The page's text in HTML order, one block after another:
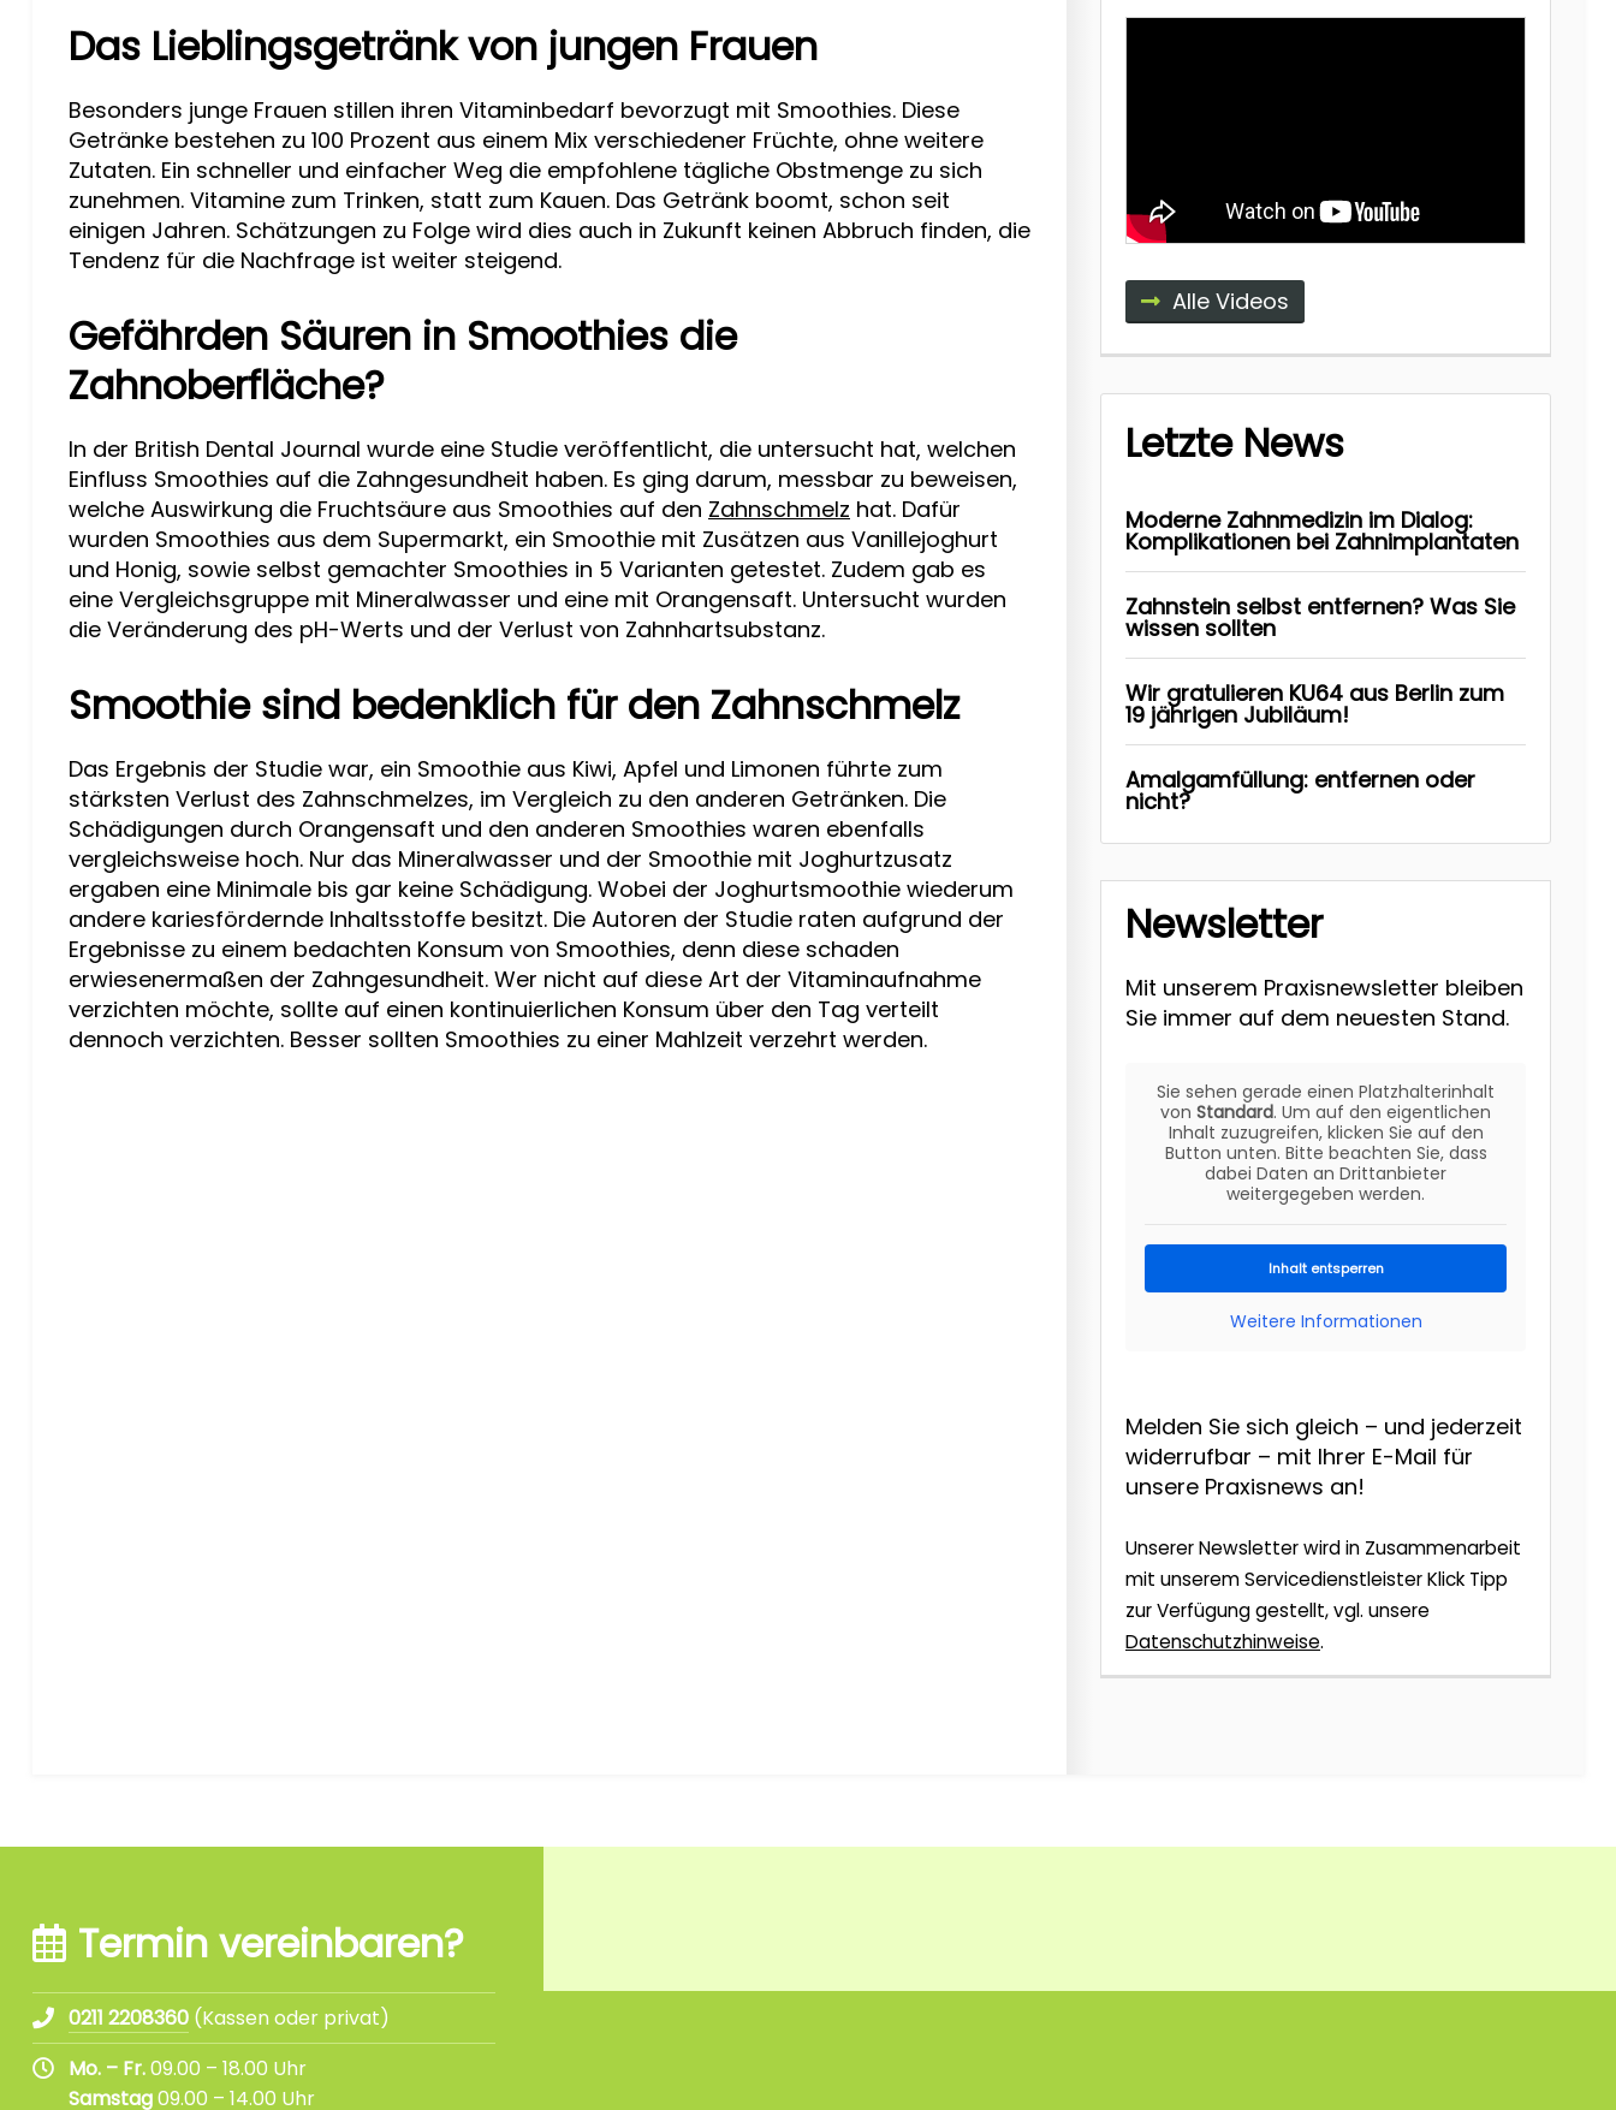
Das Lieblingsgetränk von jungen Frauen
Besonders junge Frauen stillen ihren Vitaminbedarf bevorzugt mit Smoothies. Diese
Getränke bestehen zu 100 Prozent aus einem Mix verschiedener Früchte, ohne weitere
Zutaten. Ein schneller und einfacher Weg die empfohlene tägliche Obstmenge zu sich
zunehmen. Vitamine zum Trinken, statt zum Kauen. Das Getränk boomt, schon seit
einigen Jahren. Schätzungen zu Folge wird dies auch in Zukunft keinen Abbruch finden, die
Tendenz für die Nachfrage ist weiter steigend.
Gefährden Säuren in Smoothies die
Zahnoberfläche?
In der British Dental Journal wurde eine Studie veröffentlicht, die untersucht hat, welchen
Einfluss Smoothies auf die Zahngesundheit haben. Es ging darum, messbar zu beweisen,
welche Auswirkung die Fruchtsäure aus Smoothies auf den Zahnschmelz hat. Dafür
wurden Smoothies aus dem Supermarkt, ein Smoothie mit Zusätzen aus Vanillejoghurt
und Honig, sowie selbst gemachter Smoothies in 5 Varianten getestet. Zudem gab es
eine Vergleichsgruppe mit Mineralwasser und eine mit Orangensaft. Untersucht wurden
die Veränderung des pH-Werts und der Verlust von Zahnhartsubstanz.
Smoothie sind bedenklich für den Zahnschmelz
Das Ergebnis der Studie war, ein Smoothie aus Kiwi, Apfel und Limonen führte zum
stärksten Verlust des Zahnschmelzes, im Vergleich zu den anderen Getränken. Die
Schädigungen durch Orangensaft und den anderen Smoothies waren ebenfalls
vergleichsweise hoch. Nur das Mineralwasser und der Smoothie mit Joghurtzusatz
ergaben eine Minimale bis gar keine Schädigung. Wobei der Joghurtsmoothie wiederum
andere kariesfördernde Inhaltsstoffe besitzt. Die Autoren der Studie raten aufgrund der
Ergebnisse zu einem bedachten Konsum von Smoothies, denn diese schaden
erwiesenermaßen der Zahngesundheit. Wer nicht auf diese Art der Vitaminaufnahme
verzichten möchte, sollte auf einen kontinuierlichen Konsum über den Tag verteilt
dennoch verzichten. Besser sollten Smoothies zu einer Mahlzeit verzehrt werden.
Alle Videos
Letzte News
Moderne Zahnmedizin im Dialog:
Komplikationen bei Zahnimplantaten
Zahnstein selbst entfernen? Was Sie
wissen sollten
Wir gratulieren KU64 aus Berlin zum
19 jährigen Jubiläum!
Amalgamfüllung: entfernen oder
nicht?
Newsletter
Mit unserem Praxisnewsletter bleiben
Sie immer auf dem neuesten Stand.
Sie sehen gerade einen Platzhalterinhalt
von Standard. Um auf den eigentlichen
Inhalt zuzugreifen, klicken Sie auf den
Button unten. Bitte beachten Sie, dass
dabei Daten an Drittanbieter
weitergegeben werden.
Inhalt entsperren
Weitere Informationen
Melden Sie sich gleich – und jederzeit
widerrufbar – mit Ihrer E-Mail für
unsere Praxisnews an!
Unserer Newsletter wird in Zusammenarbeit
mit unserem Servicedienstleister Klick Tipp
zur Verfügung gestellt, vgl. unsere
Datenschutzhinweise.
Termin vereinbaren?
0211 2208360 (Kassen oder privat)
Mo. – Fr.09.00 – 18.00 Uhr
Samstag09.00 – 14.00 Uhr